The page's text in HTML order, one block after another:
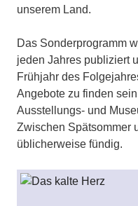
unserem Land.
Das Sonderprogramm
jeden Jahres publiziert
Frühjahr des
Angebote zu finden
Ausstellungs- und
Zwischen Spätsommer
üblicherweise fündig.